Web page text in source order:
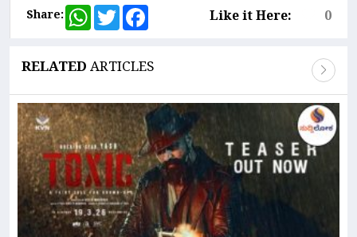
Share:
WhatsApp
Twitter Like it Here: 0
RELATEDARTICLES